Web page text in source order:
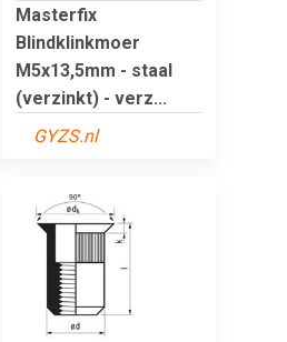
Masterfix
Blindklinkmoer
M5x13,5mm - staal
(verzinkt) - verz...
GYZS.nl